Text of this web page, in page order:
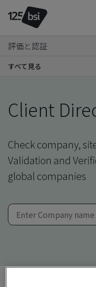
評価と認証
すべて見る
Client
Check company,
Validation and
global companies